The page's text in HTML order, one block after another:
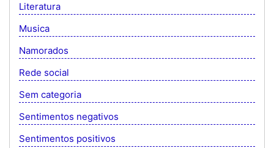
Literatura
Musica
Namorados
Rede social
Sem categoria
Sentimentos negativos
Sentimentos positivos